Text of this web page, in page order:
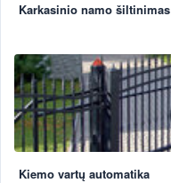
Karkasinio namo šiltinimas
Kiemo vartų automatika